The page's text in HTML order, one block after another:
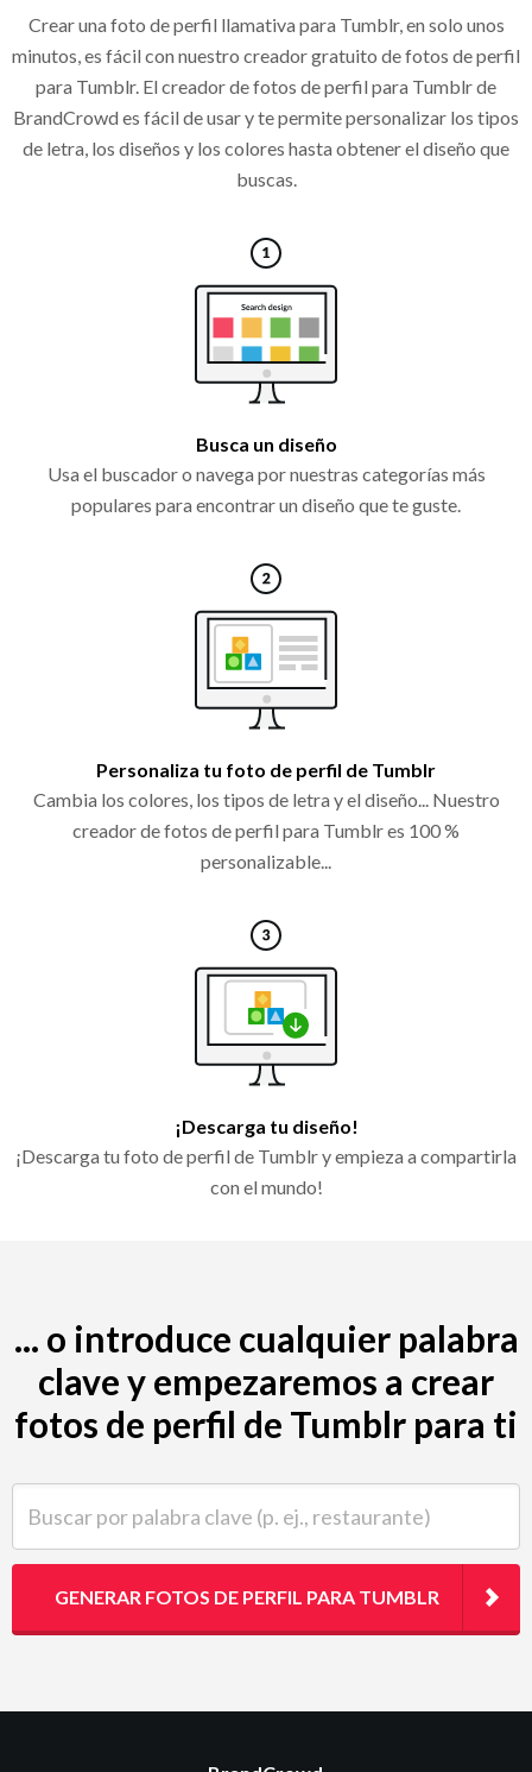
Crear una foto de perfil llamativa para Tumblr, en solo unos
minutos, es fácil con nuestro creador gratuito de fotos de perfil
para Tumblr. El creador de fotos de perfil para Tumblr de
BrandCrowd es fácil de usar y te permite personalizar los tipos
de letra, los diseños y los colores hasta obtener el diseño que
buscas.
Busca un diseño
Usa el buscador o navega por nuestras categorías más
populares para encontrar un diseño que te guste.
Personaliza tu foto de perfil de Tumblr
Cambia los colores, los tipos de letra y el diseño... Nuestro
creador de fotos de perfil para Tumblr es 100 %
personalizable...
¡Descarga tu diseño!
¡Descarga tu foto de perfil de Tumblr y empieza a compartirla
con el mundo!
... o introduce cualquier palabra
clave y empezaremos a crear
fotos de perfil de Tumblr para ti
GENERAR FOTOS DE PERFIL PARA TUMBLR